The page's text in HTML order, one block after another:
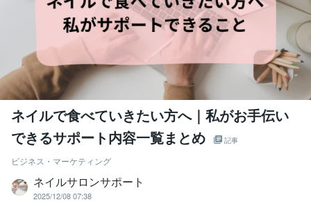
ネイルで食べていきたい方へ｜私がお手伝い
できるサポート内容一覧まとめ
記事
ビジネス・マーケティング
ネイルサロンサポート
2025/12/08 07:38